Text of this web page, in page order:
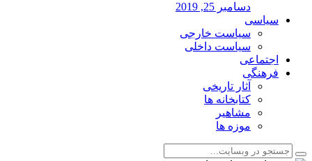
دسامبر 25, 2019
سیاسی
سیاست خارجی
سیاست داخلی
اجتماعی
فرهنگی
آثار تاریخی
کتابخانه ها
مشاهیر
موزه ها